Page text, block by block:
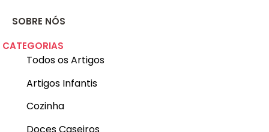
SOBRE NÓS
CATEGORIAS
Todos os Artigos
Artigos Infantis
Cozinha
Doces Caseiros